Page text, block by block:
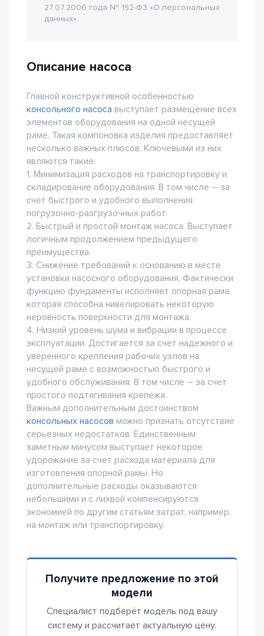
27.07.2006 года № 152-Ф3 «О персональных
данных».
Описание насоса
Главной конструктивной особенностью
консольного насоса выступает размещение всех
элементов оборудования на одной несущей
раме. Такая компоновка изделия предоставляет
несколько важных плюсов. Ключевыми из них
являются такие:
1. Минимизация расходов на транспортировку и
складирование оборудования. В том числе – за
счет быстрого и удобного выполнения
погрузочно-разгрузочных работ.
2. Быстрый и простой монтаж насоса. Выступает
логичным продолжением предыдущего
преимущества.
3. Снижение требований к основанию в месте
установки насосного оборудования. Фактически
функцию фундаменты исполняет опорная рама,
которая способна нивелировать некоторую
неровность поверхности для монтажа.
4. Низкий уровень шума и вибрации в процессе
эксплуатации. Достигается за счет надежного и
уверенного крепления рабочих узлов на
несущей раме с возможностью быстрого и
удобного обслуживания. В том числе – за счет
простого подтягивания крепежа.
Важным дополнительным достоинством
консольных насосов можно признать отсутствие
серьезных недостатков. Единственным
заметным минусом выступает некоторое
удорожание за счет расхода материала для
изготовления опорной рамы. Но
дополнительные расходы оказываются
небольшими и с лихвой компенсируются
экономией по другим статьям затрат, например,
на монтаж или транспортировку.
Получите предложение по этой
модели
Специалист подберёт модель под вашу
систему и рассчитает актуальную цену.